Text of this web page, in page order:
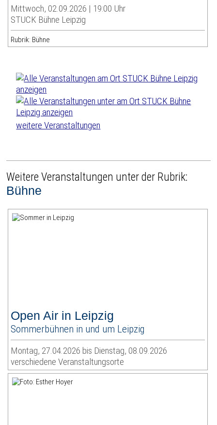
Mittwoch, 02.09.2026 | 19:00 Uhr
STUCK Bühne Leipzig
Rubrik: Bühne
weitere Veranstaltungen
Weitere Veranstaltungen unter der Rubrik:
Bühne
Open Air in Leipzig
Sommerbühnen in und um Leipzig
Montag, 27.04.2026 bis Dienstag, 08.09.2026
verschiedene Veranstaltungsorte